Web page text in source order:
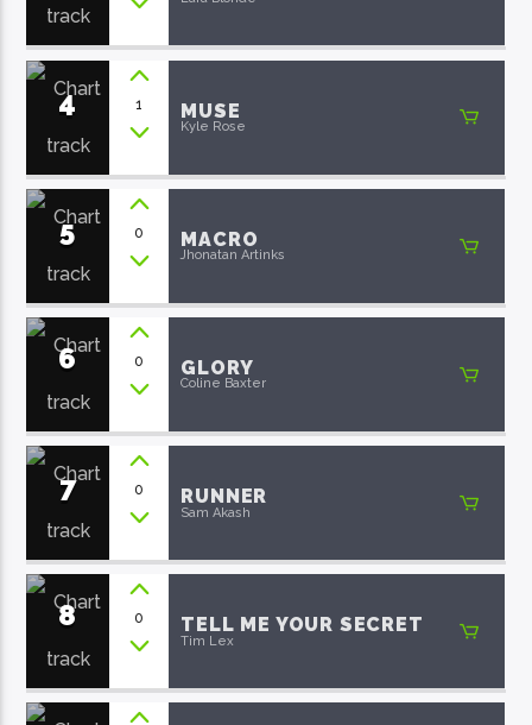
4 1 MUSE
Kyle Rose
5 0 MACRO
Jhonatan Artinks
6 0 GLORY
Coline Baxter
7 0 RUNNER
Sam Akash
8 0 TELL ME YOUR SECRET
Tim Lex